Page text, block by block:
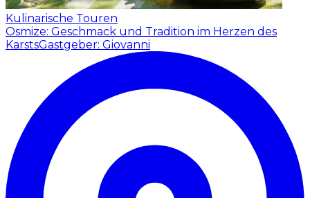
Kulinarische Touren
Osmize: Geschmack und Tradition im Herzen des
KarstsGastgeber: Giovanni